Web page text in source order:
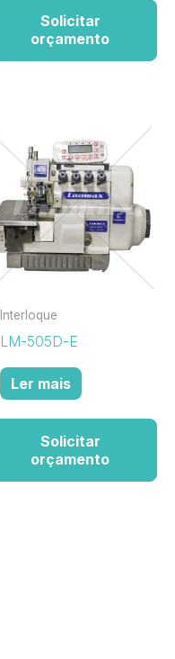
Solicitar
orçamento
Interloque
LM-505D-E
Ler mais
Solicitar
orçamento